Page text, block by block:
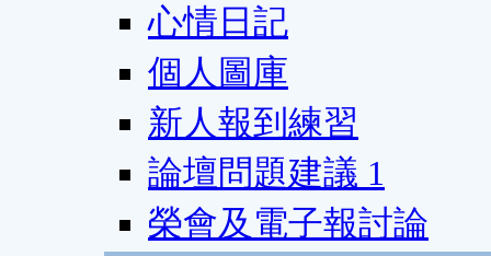
心情日記
個人圖庫
新人報到練習
論壇問題建議 1
榮會及電子報討論